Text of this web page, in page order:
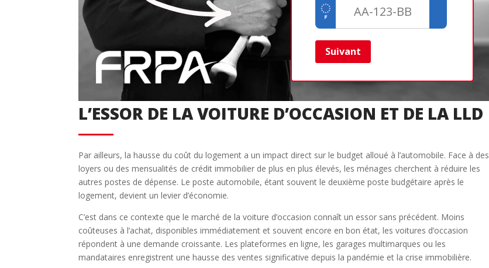
Créer un compte
Retour Suivant
L’ESSOR DE LA VOITURE D’OCCASION ET DE LA LLD
Par ailleurs, la hausse du coût du logement a un impact direct sur le budget alloué à l’automobile. Face à des
loyers ou des mensualités de crédit immobilier de plus en plus élevés, les ménages cherchent à réduire les
autres postes de dépense. Le poste automobile, étant souvent le deuxième poste budgétaire après le
logement, devient un levier d’économie.
C’est dans ce contexte que le marché de la voiture d’occasion connaît un essor sans précédent. Moins
coûteuses à l’achat, disponibles immédiatement et souvent encore en bon état, les voitures d’occasion
répondent à une demande croissante. Les plateformes en ligne, les garages multimarques ou les
mandataires enregistrent une hausse des ventes significative depuis la pandémie et la crise immobilière.